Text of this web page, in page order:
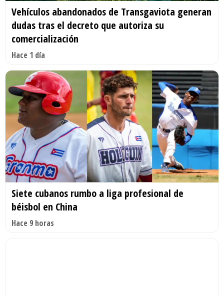
Vehículos abandonados de Transgaviota generan
dudas tras el decreto que autoriza su
comercialización
Hace 1 día
Siete cubanos rumbo a liga profesional de
béisbol en China
Hace 9 horas